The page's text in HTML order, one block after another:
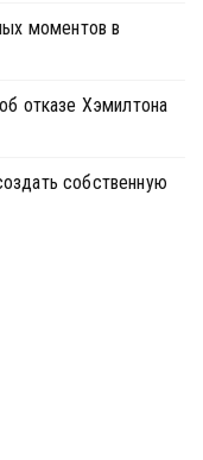
моментов в
отказе Хэмилтона
собственную